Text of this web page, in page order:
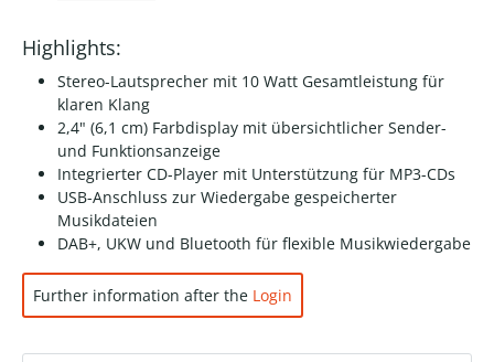
Highlights:
Stereo-Lautsprecher mit 10 Watt Gesamtleistung für
klaren Klang
2,4" (6,1 cm) Farbdisplay mit übersichtlicher Sender-
und Funktionsanzeige
Integrierter CD-Player mit Unterstützung für MP3-CDs
USB-Anschluss zur Wiedergabe gespeicherter
Musikdateien
DAB+, UKW und Bluetooth für flexible Musikwiedergabe
Further information after the Login